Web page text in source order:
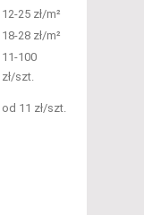
12-25 zł/m²
18-28 zł/m²
11-100
zł/szt.
od 11 zł/szt.